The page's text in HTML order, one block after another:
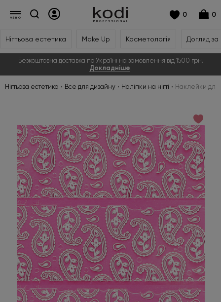
0 0
Нігтьова естетика Make Up Косметологія Догляд
Безкоштовна доставка по Україні на замовлення від 1500 грн.
Докладніше.
Нігтьова естетика Все для дизайну Наліпки на нігті Наклейки для